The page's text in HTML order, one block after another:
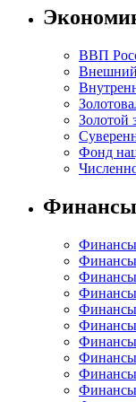
ВВП
Внешний
Золотой
Фонд
Финансы